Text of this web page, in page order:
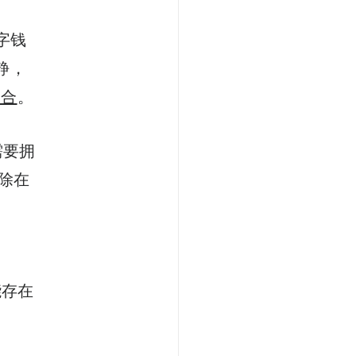
钱
，
。
拥
在
在